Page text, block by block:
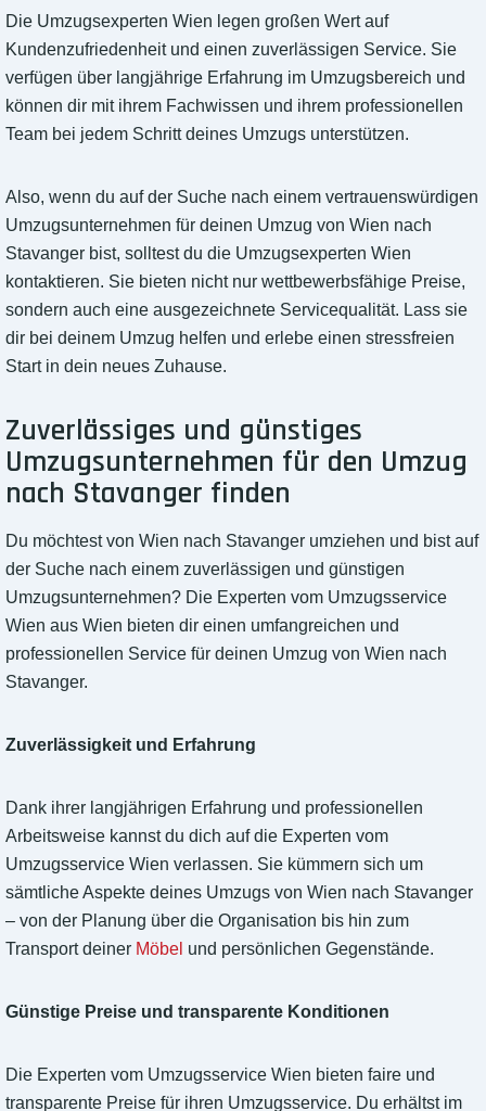
Die Umzugsexperten Wien legen großen Wert auf
Kundenzufriedenheit und einen zuverlässigen Service. Sie
verfügen über langjährige Erfahrung im Umzugsbereich und
können dir mit ihrem Fachwissen und ihrem professionellen
Team bei jedem Schritt deines Umzugs unterstützen.
Also, wenn du auf der Suche nach einem vertrauenswürdigen
Umzugsunternehmen für deinen Umzug von Wien nach
Stavanger bist, solltest du die Umzugsexperten Wien
kontaktieren. Sie bieten nicht nur wettbewerbsfähige Preise,
sondern auch eine ausgezeichnete Servicequalität. Lass sie
dir bei deinem Umzug helfen und erlebe einen stressfreien
Start in dein neues Zuhause.
Zuverlässiges und günstiges
Umzugsunternehmen für den Umzug
nach Stavanger finden
Du möchtest von Wien nach Stavanger umziehen und bist auf
der Suche nach einem zuverlässigen und günstigen
Umzugsunternehmen? Die Experten vom Umzugsservice
Wien aus Wien bieten dir einen umfangreichen und
professionellen Service für deinen Umzug von Wien nach
Stavanger.
Zuverlässigkeit und Erfahrung
Dank ihrer langjährigen Erfahrung und professionellen
Arbeitsweise kannst du dich auf die Experten vom
Umzugsservice Wien verlassen. Sie kümmern sich um
sämtliche Aspekte deines Umzugs von Wien nach Stavanger
– von der Planung über die Organisation bis hin zum
Transport deiner Möbel und persönlichen Gegenstände.
Günstige Preise und transparente Konditionen
Die Experten vom Umzugsservice Wien bieten faire und
transparente Preise für ihren Umzugsservice. Du erhältst im